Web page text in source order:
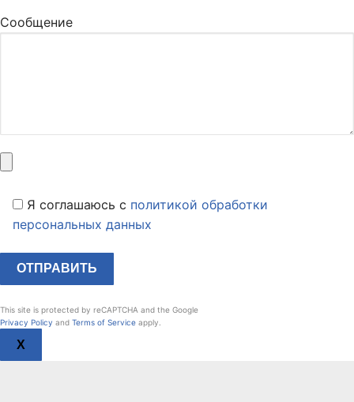
Сообщение
Я соглашаюсь c политикой обработки
персональных данных
This site is protected by reCAPTCHA and the Google
Privacy Policy and Terms of Service apply.
X